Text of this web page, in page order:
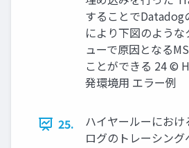
することでDatadog
により下図のよう
ューで原因となる
ことができる 24 ©
発環境用 エラー例
25.
ハイヤールーにおけ
ログのトレーシン